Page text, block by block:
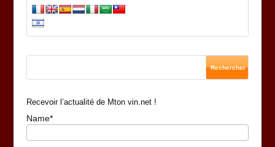
Recevoir l’actualité de Mton vin.net !
Name*